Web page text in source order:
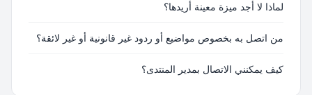
لماذا لا أجد ميزة معينة أريدها؟
من اتصل به بخصوص مواضيع أو ردود غير قانونية أو غير لائقة؟
كيف يمكنني الاتصال بمدير المنتدى؟